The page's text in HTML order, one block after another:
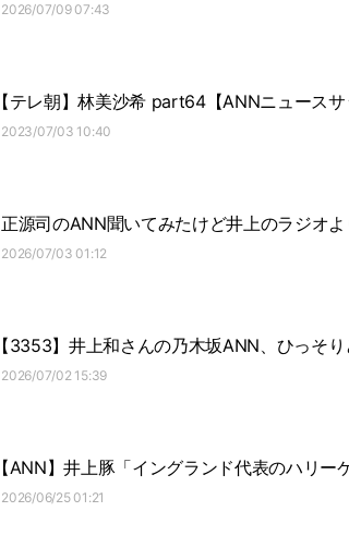
2026/07/09 07:43
【テレ朝】林美沙希 part64【ANNニュースサ
2023/07/03 10:40
正源司のANN聞いてみたけど井上のラジオ
2026/07/03 01:12
【3353】井上和さんの乃木坂ANN、ひっそ
2026/07/02 15:39
【ANN】井上豚「イングランド代表のハリー
2026/06/25 01:21